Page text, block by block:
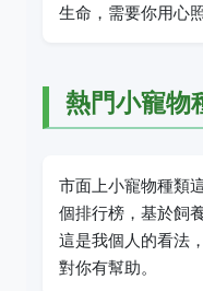
生命，需要你用心照
熱門小寵物
市面上小寵物種類
個排行榜，基於飼
這是我個人的看法
對你有幫助。